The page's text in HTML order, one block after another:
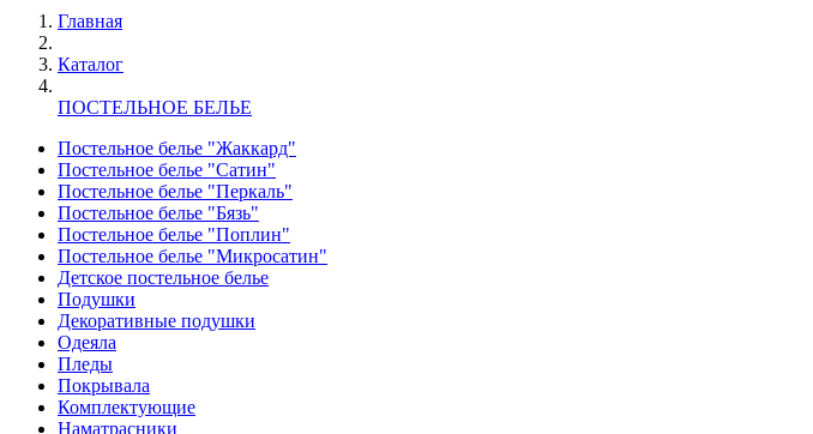
Главная
Каталог
ПОСТЕЛЬНОЕ БЕЛЬЕ
Постельное белье "Жаккард"
Постельное белье "Сатин"
Постельное белье "Перкаль"
Постельное белье "Бязь"
Постельное белье "Поплин"
Постельное белье "Микросатин"
Детское постельное белье
Подушки
Декоративные подушки
Одеяла
Пледы
Покрывала
Комплектующие
Наматрасники